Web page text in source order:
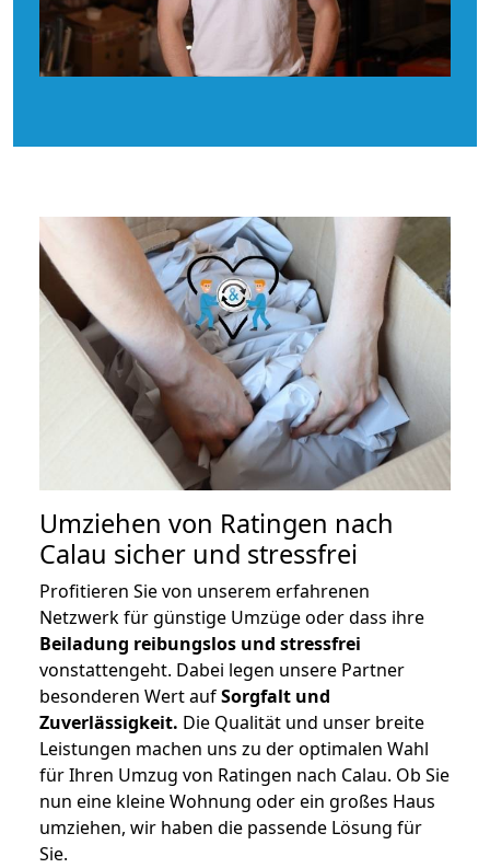
Umziehen von Ratingen nach
Calau sicher und stressfrei
Profitieren Sie von unserem erfahrenen
Netzwerk für günstige Umzüge oder dass ihre
Beiladung reibungslos und stressfrei
vonstattengeht. Dabei legen unsere Partner
besonderen Wert aufSorgfalt und
Zuverlässigkeit. Die Qualität und unser breite
Leistungen machen uns zu der optimalen Wahl
für Ihren Umzug von Ratingen nach Calau. Ob Sie
nun eine kleine Wohnung oder ein großes Haus
umziehen, wir haben die passende Lösung für
Sie.